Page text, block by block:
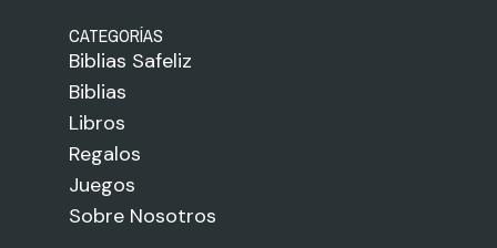
CATEGORÍAS
Biblias Safeliz
Biblias
Libros
Regalos
Juegos
Sobre Nosotros